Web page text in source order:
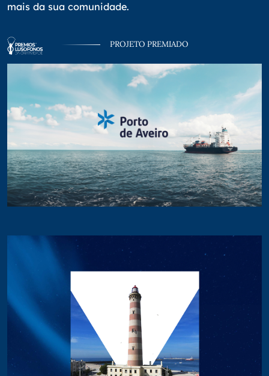
mais da sua comunidade.
PROJETO PREMIADO